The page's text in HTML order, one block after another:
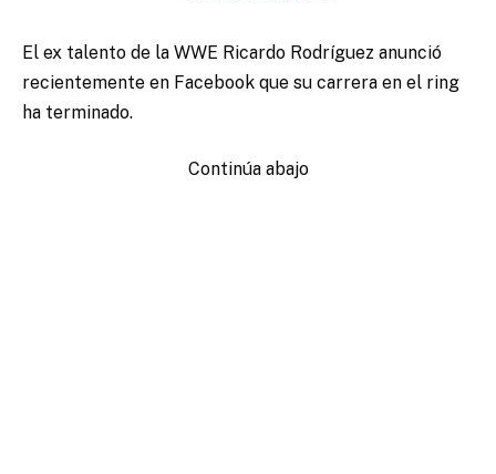
El ex talento de la WWE Ricardo Rodríguez anunció
recientemente en Facebook que su carrera en el ring
ha terminado.
Continúa abajo